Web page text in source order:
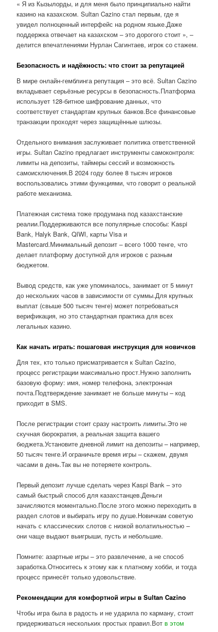
« Я из Кызылорды, и для меня было принципиально найти
казино на казахском. Sultan Cazino стал первым, где я
увидел полноценный интерфейс на родном языке.Даже
поддержка отвечает на казахском – это дорогого стоит », –
делится впечатлениями Нурлан Сагинтаев, игрок со стажем.
Безопасность и надёжность: что стоит за репутацией
В мире онлайн-гемблинга репутация – это всё. Sultan Cazino
вкладывает серьёзные ресурсы в безопасность.Платформа
использует 128-битное шифрование данных, что
соответствует стандартам крупных банков.Все финансовые
транзакции проходят через защищённые шлюзы.
Отдельного внимания заслуживает политика ответственной
игры. Sultan Cazino предлагает инструменты самоконтроля:
лимиты на депозиты, таймеры сессий и возможность
самоисключения.В 2024 году более 8 тысяч игроков
воспользовались этими функциями, что говорит о реальной
работе механизма.
Платежная система тоже продумана под казахстанские
реалии.Поддерживаются все популярные способы: Kaspi
Bank, Halyk Bank, QIWI, карты Visa и
Mastercard.Минимальный депозит – всего 1000 тенге, что
делает платформу доступной для игроков с разным
бюджетом.
Вывод средств, как уже упоминалось, занимает от 5 минут
до нескольких часов в зависимости от суммы.Для крупных
выплат (свыше 500 тысяч тенге) может потребоваться
верификация, но это стандартная практика для всех
легальных казино.
Как начать играть: пошаговая инструкция для новичков
Для тех, кто только присматривается к Sultan Cazino,
процесс регистрации максимально прост.Нужно заполнить
базовую форму: имя, номер телефона, электронная
почта.Подтверждение занимает не больше минуты – код
приходит в SMS.
После регистрации стоит сразу настроить лимиты.Это не
скучная бюрократия, а реальная защита вашего
бюджета.Установите дневной лимит на депозиты – например,
50 тысяч тенге.И ограничьте время игры – скажем, двумя
часами в день.Так вы не потеряете контроль.
Первый депозит лучше сделать через Kaspi Bank – это
самый быстрый способ для казахстанцев.Деньги
зачисляются моментально.После этого можно переходить в
раздел слотов и выбирать игру по душе.Новичкам советую
начать с классических слотов с низкой волатильностью –
они чаще выдают выигрыши, пусть и небольшие.
Помните: азартные игры – это развлечение, а не способ
заработка.Относитесь к этому как к платному хобби, и тогда
процесс принесёт только удовольствие.
Рекомендации для комфортной игры в Sultan Cazino
Чтобы игра была в радость и не ударила по карману, стоит
придерживаться нескольких простых правил.Вотв этом